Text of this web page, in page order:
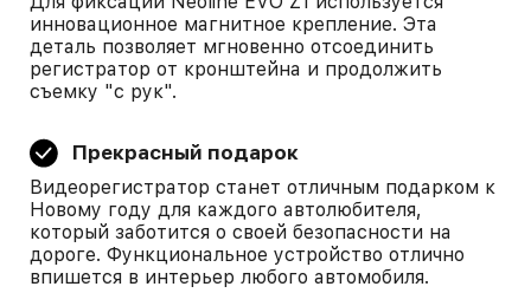
инновационное магнитное крепление. Эта
деталь позволяет мгновенно отсоединить
регистратор от кронштейна и продолжить
съемку "с рук".
Прекрасный подарок
Видеорегистратор станет отличным подарком к
Новому году для каждого автолюбителя,
который заботится о своей безопасности на
дороге. Функциональное устройство отлично
впишется в интерьер любого автомобиля.